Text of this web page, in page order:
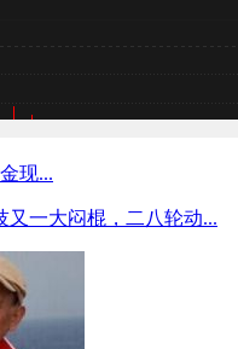
现...
又一大闷棍，二八轮动...